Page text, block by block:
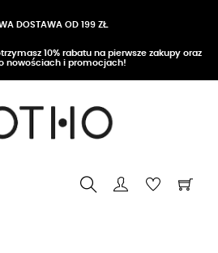
DOSTAWA OD 199 ZŁ
10% rabatu na pierwsze zakupy oraz
nowościach i promocjach!